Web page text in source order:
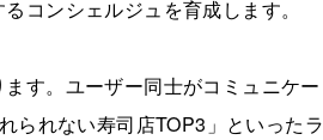
コンシェルジュを育成します。
す。ユーザー同士がコミュニケー
られない寿司店TOP3」といったラ